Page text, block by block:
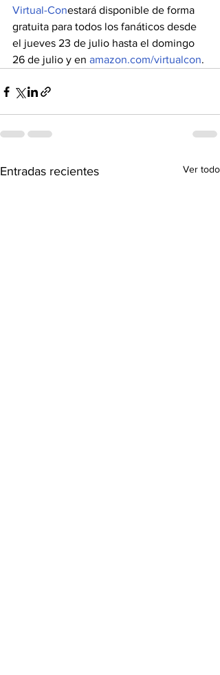
Virtual-Conestará disponible de forma
gratuita para todos los fanáticos desde
el jueves 23 de julio hasta el domingo
26 de julio y en amazon.com/virtualcon.
Entradas recientes Ver todo